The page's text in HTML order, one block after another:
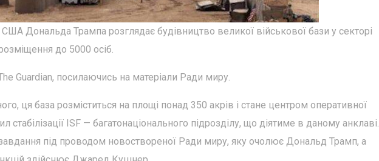
США Дональда Трампа розглядає будівництво великої військової бази у секторі
до 5000 осіб.
Guardian, посилаючись на матеріали Ради миру.
ця база розміститься на площі понад 350 акрів і стане центром оперативної
стабілізації ISF — багатонаціонального підрозділу, що діятиме в даному анклаві.
під проводом новоствореної Ради миру, яку очолює Дональд Трамп, а